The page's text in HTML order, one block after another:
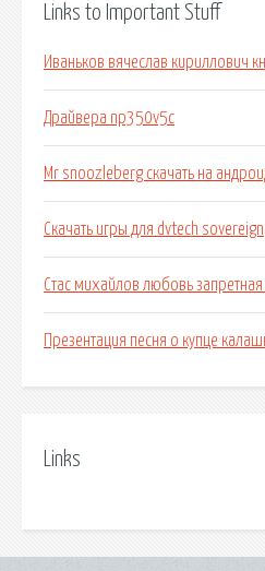
Links to Important Stuff
Иваньков вячеслав кириллович
Драйвера np350v5c
Mr snoozleberg скачать на
Скачать игры для dvtech sovereign
Стас михайлов любовь запретная
Презентация песня о купце
Links